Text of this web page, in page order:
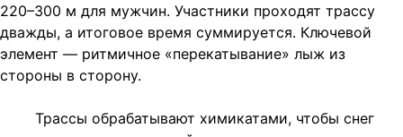
220–300 м для мужчин. Участники проходят трассу
дважды, а итоговое время суммируется. Ключевой
элемент — ритмичное «перекатывание» лыж из
стороны в сторону.
Трассы обрабатывают химикатами, чтобы снег